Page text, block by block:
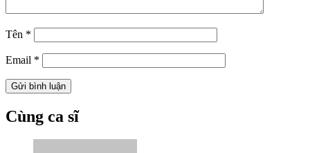
Tên *
Email *
Cùng ca sĩ